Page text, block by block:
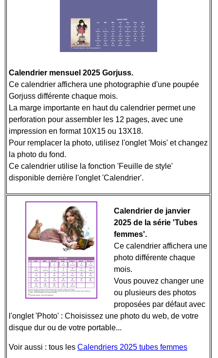
Calendrier mensuel 2025 Gorjuss.
Ce calendrier affichera une photographie d'une poupée
Gorjuss différente chaque mois.
La marge importante en haut du calendrier permet une
perforation pour assembler les 12 pages, avec une
impression en format 10X15 ou 13X18.
Pour remplacer la photo, utilisez l'onglet 'Mois' et changez
la photo du fond.
Ce calendrier utilise la fonction 'Feuille de style'
disponible derrière l'onglet 'Calendrier'.
Calendrier de janvier
2025 de la série 'Tubes
femmes'.
Ce calendrier affichera une
photo différente chaque
mois.
Vous pouvez changer une
ou plusieurs des photos
proposées par défaut avec
l'onglet 'Photo' : Choisissez une photo du web, de votre
disque dur ou de votre portable...
Voir aussi : tous les Calendriers 2025 tubes femmes